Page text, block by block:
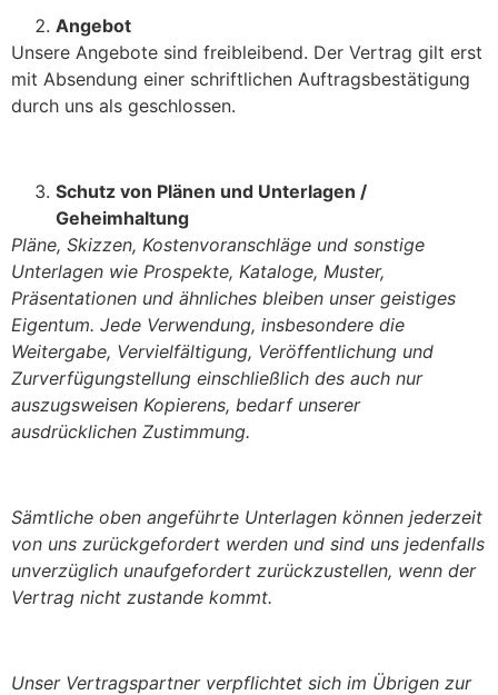
Angebot
Unsere Angebote sind freibleibend. Der Vertrag gilt erst
mit Absendung einer schriftlichen Auftragsbestätigung
durch uns als geschlossen.
Schutz von Plänen und Unterlagen /
Geheimhaltung
Pläne, Skizzen, Kostenvoranschläge und sonstige
Unterlagen wie Prospekte, Kataloge, Muster,
Präsentationen und ähnliches bleiben unser geistiges
Eigentum. Jede Verwendung, insbesondere die
Weitergabe, Vervielfältigung, Veröffentlichung und
Zurverfügungstellung einschließlich des auch nur
auszugsweisen Kopierens, bedarf unserer
ausdrücklichen Zustimmung.
Sämtliche oben angeführte Unterlagen können jederzeit
von uns zurückgefordert werden und sind uns jedenfalls
unverzüglich unaufgefordert zurückzustellen, wenn der
Vertrag nicht zustande kommt.
Unser Vertragspartner verpflichtet sich im Übrigen zur